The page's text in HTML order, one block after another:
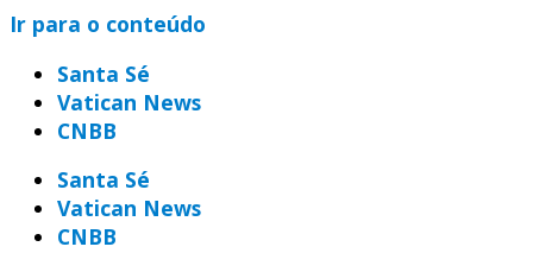
Ir para o conteúdo
Santa Sé
Vatican News
CNBB
Santa Sé
Vatican News
CNBB